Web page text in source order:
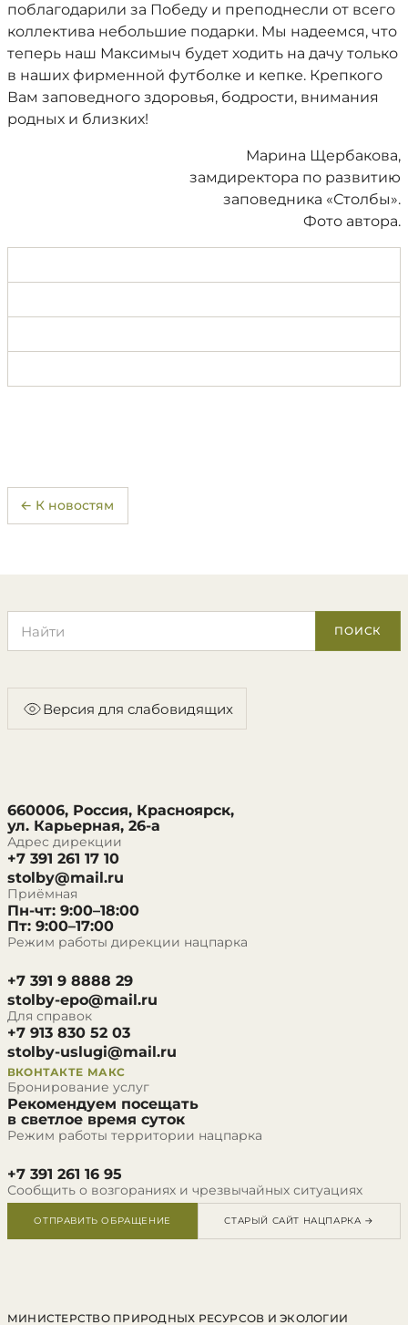
поблагодарили за Победу и преподнесли от всего
коллектива небольшие подарки. Мы надеемся, что
теперь наш Максимыч будет ходить на дачу только
в наших фирменной футболке и кепке. Крепкого
Вам заповедного здоровья, бодрости, внимания
родных и близких!
Марина Щербакова,
замдиректора по развитию
заповедника «Столбы».
Фото автора.
← К новостям
ПОИСК
Версия для слабовидящих
660006, Россия, Красноярск,
ул. Карьерная, 26-а
Адрес дирекции
+7 391 261 17 10
stolby@mail.ru
Приёмная
Пн-чт: 9:00–18:00
Пт: 9:00–17:00
Режим работы дирекции нацпарка
+7 391 9 8888 29
stolby-epo@mail.ru
Для справок
+7 913 830 52 03
stolby-uslugi@mail.ru
ВКОНТАКТЕ МАКС
Бронирование услуг
Рекомендуем посещать
в светлое время суток
Режим работы территории нацпарка
+7 391 261 16 95
Сообщить о возгораниях и чрезвычайных ситуациях
ОТПРАВИТЬ ОБРАЩЕНИЕ СТАРЫЙ САЙТ НАЦПАРКА →
МИНИСТЕРСТВО ПРИРОДНЫХ РЕСУРСОВ И ЭКОЛОГИИ